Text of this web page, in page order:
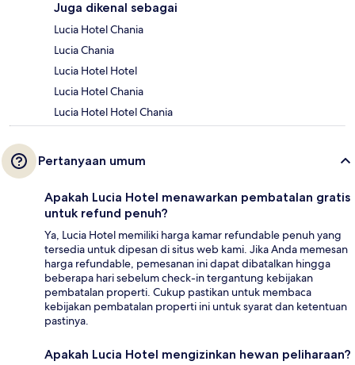
Juga dikenal sebagai
Lucia Hotel Chania
Lucia Chania
Lucia Hotel Hotel
Lucia Hotel Chania
Lucia Hotel Hotel Chania
Pertanyaan umum
Apakah Lucia Hotel menawarkan pembatalan gratis
untuk refund penuh?
Ya, Lucia Hotel memiliki harga kamar refundable penuh yang
tersedia untuk dipesan di situs web kami. Jika Anda memesan
harga refundable, pemesanan ini dapat dibatalkan hingga
beberapa hari sebelum check-in tergantung kebijakan
pembatalan properti. Cukup pastikan untuk membaca
kebijakan pembatalan properti ini untuk syarat dan ketentuan
pastinya.
Apakah Lucia Hotel mengizinkan hewan peliharaan?